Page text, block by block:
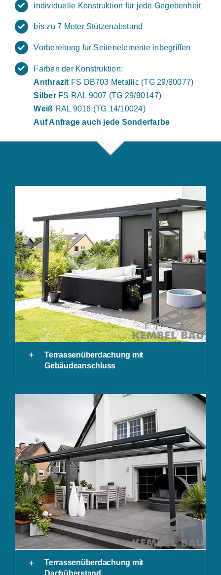
individuelle Konstruktion für jede Gegebenheit
bis zu 7 Meter Stützenabstand
Vorbereitung für Seitenelemente inbegriffen
Farben der Konstruktion:
Anthrazit FS DB703 Metallic (TG 29/80077)
SilberFS RAL 9007 (TG 29/90147)
Weiß RAL 9016 (TG 14/10024)
Auf Anfrage auch jede Sonderfarbe
Terrassenüberdachung mit
Gebäudeanschluss
Terrassenüberdachung mit
Dachüberstand